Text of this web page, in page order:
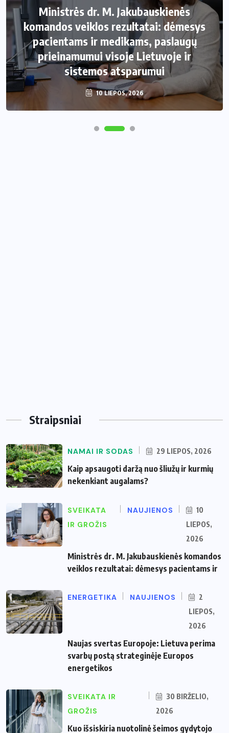
Ministrės dr. M. Jakubauskienės
komandos veiklos rezultatai: dėmesys
pacientams ir medikams, paslaugų
prieinamumui visoje Lietuvoje ir
sistemos atsparumui
10 LIEPOS, 2026
Straipsniai
NAMAI IR SODAS 29 LIEPOS, 2026
Kaip apsaugoti daržą nuo šliužų ir kurmių
nekenkiant augalams?
SVEIKATA
IR GROŽIS
NAUJIENOS
10
LIEPOS,
2026
Ministrės dr. M. Jakubauskienės komandos
veiklos rezultatai: dėmesys pacientams ir
ENERGETIKA NAUJIENOS
2
LIEPOS,
2026
Naujas svertas Europoje: Lietuva perima
svarbų postą strateginėje Europos
energetikos
SVEIKATA IR
GROŽIS
30 BIRŽELIO,
2026
Kuo išsiskiria nuotolinė šeimos gydytojo